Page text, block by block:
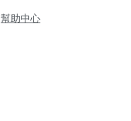
幫助中心